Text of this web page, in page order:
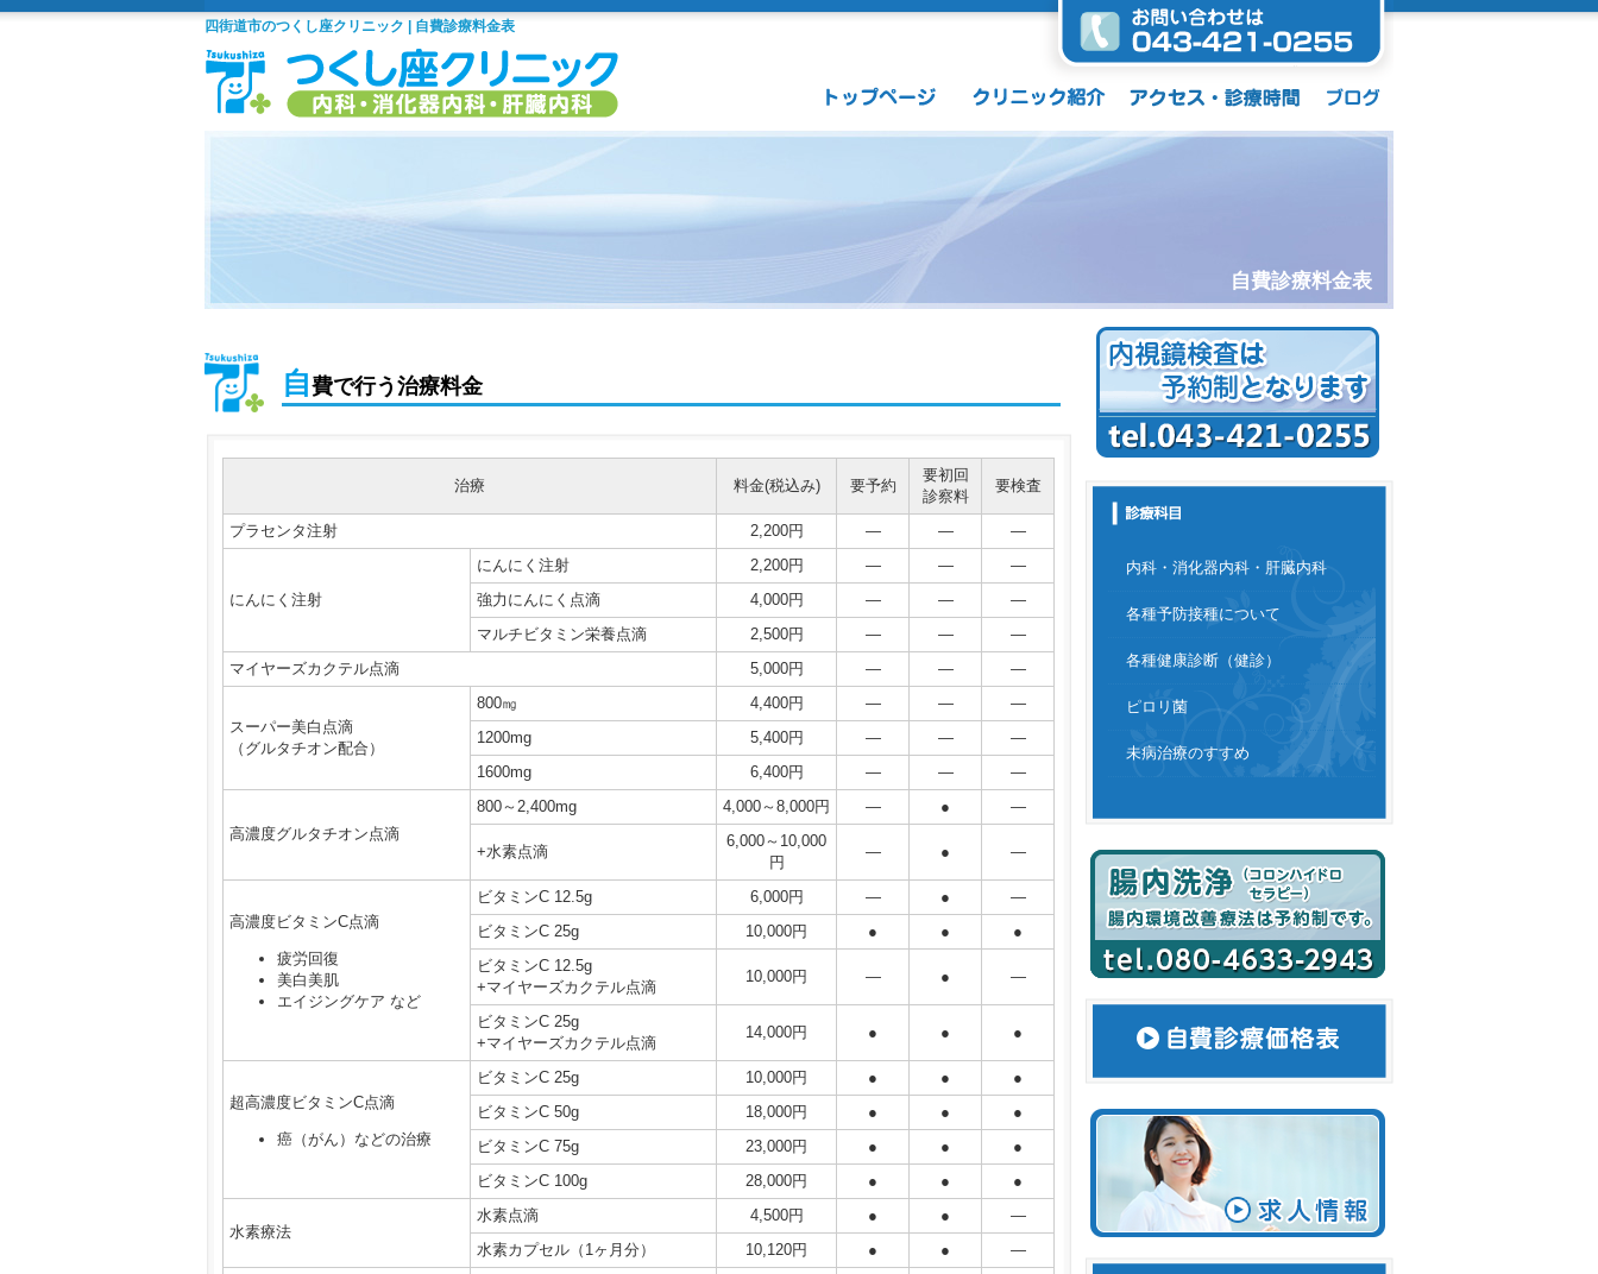
四街道市のつくし座クリニック | 自費診療料金表
自費診療料金表
自費で行う治療料金
治療 料金(税込み) 要予約
要初回
診察料
要検査
プラセンタ注射 2,200円 ― ― ―
にんにく注射
にんにく注射 2,200円 ― ―
―
強力にんにく点滴
4,000円 ― ―
―
マルチビタミン栄養点滴
2,500円 ― ―
―
マイヤーズカクテル点滴
5,000円 ― ― ―
スーパー美白点滴
（グルタチオン配合）
800㎎ 4,400円 ― ―
―
1200mg
5,400円 ― ―
―
1600mg
6,400円 ― ― ―
高濃度グルタチオン点滴
800～2,400mg 4,000～8,000円 ― ● ―
+水素点滴
6,000～10,000
円
― ● ―
高濃度ビタミンC点滴
疲労回復
美白美肌
エイジングケア など
ビタミンC 12.5g 6,000円 ― ●
―
ビタミンC 25g
10,000円 ● ●
●
ビタミンC 12.5g
+マイヤーズカクテル点滴
10,000円 ― ● ―
ビタミンC 25g
+マイヤーズカクテル点滴
14,000円 ● ● ●
超高濃度ビタミンC点滴
癌（がん）などの治療
ビタミンC 25g 10,000円 ● ●
●
ビタミンC 50g
18,000円 ● ●
●
ビタミンC 75g
23,000円 ● ●
●
ビタミンC 100g
28,000円 ● ● ●
水素療法
水素点滴 4,500円 ● ●
―
水素カプセル（1ヶ月分）
10,120円 ● ● ―
内科・消化器内科・肝臓内科
各種予防接種について
各種健康診断（健診）
ピロリ菌
未病治療のすすめ